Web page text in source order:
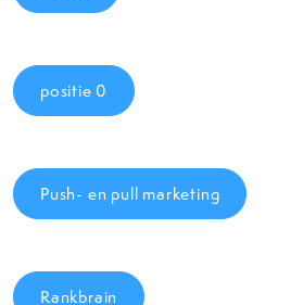
positie 0
Push- en pull marketing
Rankbrain